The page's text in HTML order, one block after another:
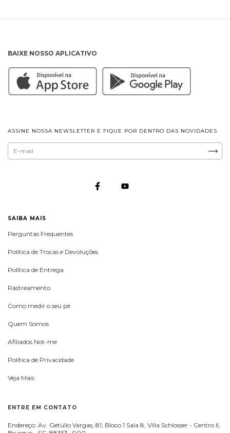
BAIXE NOSSO APLICATIVO
ASSINE NOSSA NEWSLETTER E FIQUE POR DENTRO DAS NOVIDADES
SAIBA MAIS
Perguntas Frequentes
Política de Trocas e Devoluções
Política de Entrega
Rastreamento
Como medir o seu pé
Quem Somos
Afiliados Not-me
Política de Privacidade
Veja Mais
ENTRE EM CONTATO
Endereço: Av. Getúlio Vargas, 81, Bloco 1 Sala 8, Villa Schlosser - Centro II,